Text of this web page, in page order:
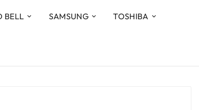
BELL SAMSUNG TOSHIBA